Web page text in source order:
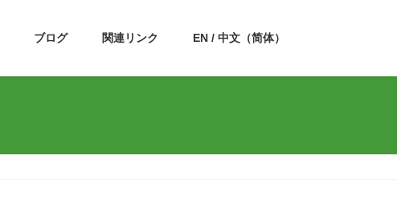
ブログ 関連リンク EN / 中文（简体）